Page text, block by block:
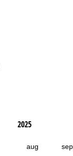
2025
aug sep